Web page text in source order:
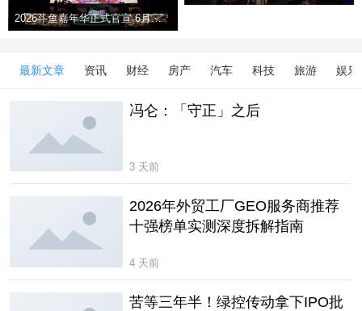
2026斗鱼嘉年华正式官宣 6月武汉开启夏日
最新文章 资讯 财经 房产 汽车 科技 旅游 娱乐
冯仑：「守正」之后
3 天前
2026年外贸工厂GEO服务商推荐
十强榜单实测深度拆解指南
4 天前
苦等三年半！绿控传动拿下IPO批